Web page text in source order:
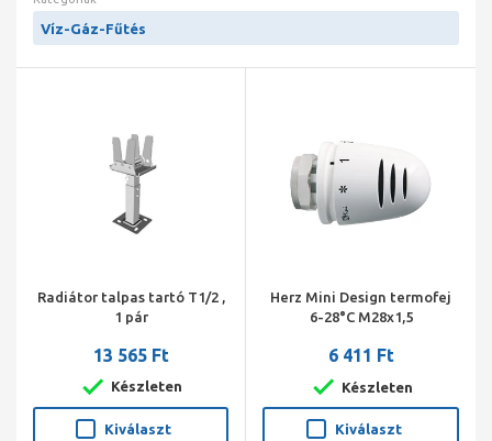
Víz-Gáz-Fűtés
Radiátor talpas tartó T1/2 ,
1 pár
13 565 Ft
Készleten
Kiválaszt
Herz Mini Design termofej
6-28°C M28x1,5
6 411 Ft
Készleten
Kiválaszt